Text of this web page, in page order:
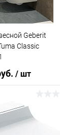
Geberit
Classic
/ шт
В корзину